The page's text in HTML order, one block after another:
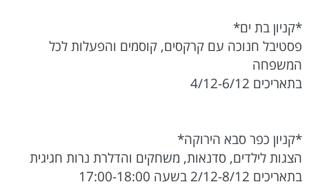
*קניון בת ים*
פסטיבל חנוכה עם קרקסים, קוסמים והפעלות לכל
המשפחה
בתאריכים 4/12-6/12
*קניון כפר סבא הירוקה*
הצגות לילדים, סדנאות, משחקים והדלרת נרות חגיגית
בתאריכים 2/12-8/12 בשעה 17:00-18:00